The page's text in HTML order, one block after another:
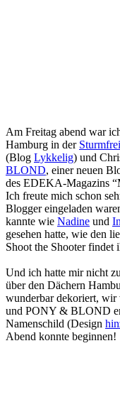
Am Freitag abend war
Hamburg in der
(Blog Lykkelig) und
BLOND, einer neuen
des EDEKA-Magazins
Ich freute mich schon
Blogger eingeladen
kannte wie Nadine und
gesehen hatte, wie den
Shoot the Shooter
Und ich hatte mir nicht
über den Dächern
wunderbar dekoriert,
und PONY & BLOND
Namenschild (Design
Abend konnte beginnen!